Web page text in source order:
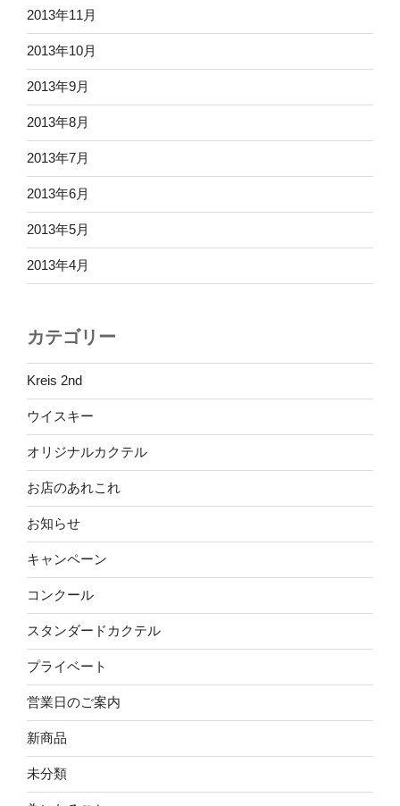
2013年11月
2013年10月
2013年9月
2013年8月
2013年7月
2013年6月
2013年5月
2013年4月
カテゴリー
Kreis 2nd
ウイスキー
オリジナルカクテル
お店のあれこれ
お知らせ
キャンペーン
コンクール
スタンダードカクテル
プライベート
営業日のご案内
新商品
未分類